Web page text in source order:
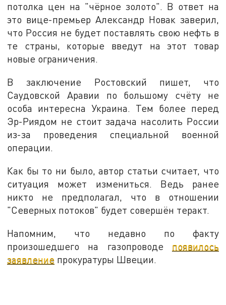
потолка цен на "чёрное золото". В ответ на
это вице-премьер Александр Новак заверил,
что Россия не будет поставлять свою нефть в
те страны, которые введут на этот товар
новые ограничения.
В заключение Ростовский пишет, что
Саудовской Аравии по большому счёту не
особа интересна Украина. Тем более перед
Эр-Риядом не стоит задача насолить России
из-за проведения специальной военной
операции.
Как бы то ни было, автор статьи считает, что
ситуация может измениться. Ведь ранее
никто не предполагал, что в отношении
"Северных потоков" будет совершён теракт.
Напомним, что недавно по факту
произошедшего на газопроводе появилось
заявление прокуратуры Швеции.